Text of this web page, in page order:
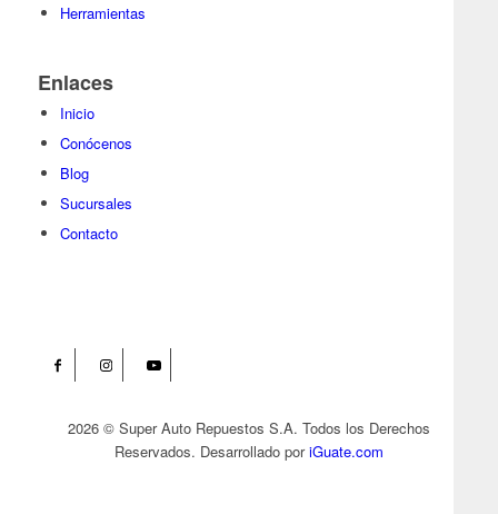
Herramientas
Enlaces
Inicio
Conócenos
Blog
Sucursales
Contacto
2026 © Super Auto Repuestos S.A. Todos los Derechos
Reservados. Desarrollado poriGuate.com